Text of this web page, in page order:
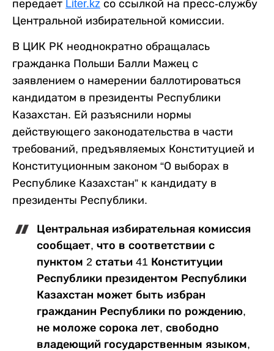
передает Liter.kz со ссылкой на пресс-службу
Центральной избирательной комиссии.
В ЦИК РК неоднократно обращалась
гражданка Польши Балли Мажец с
заявлением о намерении баллотироваться
кандидатом в президенты Республики
Казахстан. Ей разъяснили нормы
действующего законодательства в части
требований, предъявляемых Конституцией и
Конституционным законом “О выборах в
Республике Казахстан” к кандидату в
президенты Республики.
Центральная избирательная комиссия
сообщает, что в соответствии с
пунктом 2 статьи 41 Конституции
Республики президентом Республики
Казахстан может быть избран
гражданин Республики по рождению,
не моложе сорока лет, свободно
владеющий государственным языком,